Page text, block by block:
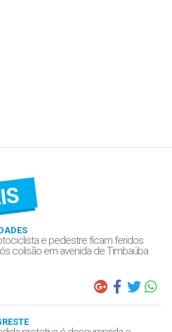
e pedestre ficam feridos
colisão em avenida de Timbaúba